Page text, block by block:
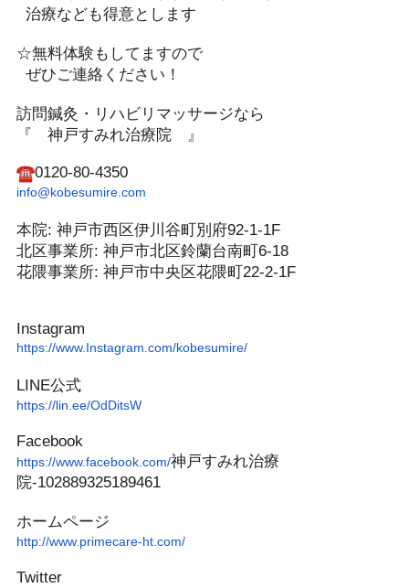
治療なども得意とします
☆無料体験もしてますので
ぜひご連絡ください！️
訪問鍼灸・リハビリマッサージなら
『 神戸すみれ治療院 』
0120-80-4350
info@kobesumire.com
本院: 神戸市西区伊川谷町別府92-1-1F
北区事業所: 神戸市北区鈴蘭台南町6-18
花隈事業所: 神戸市中央区花隈町22-2-1F
Instagram
https://www.Instagram.com/kobesumire/
LINE公式
https://lin.ee/OdDitsW
Facebook
https://www.facebook.com/神戸すみれ治療
院-102889325189461
ホームページ
http://www.primecare-ht.com/
Twitter